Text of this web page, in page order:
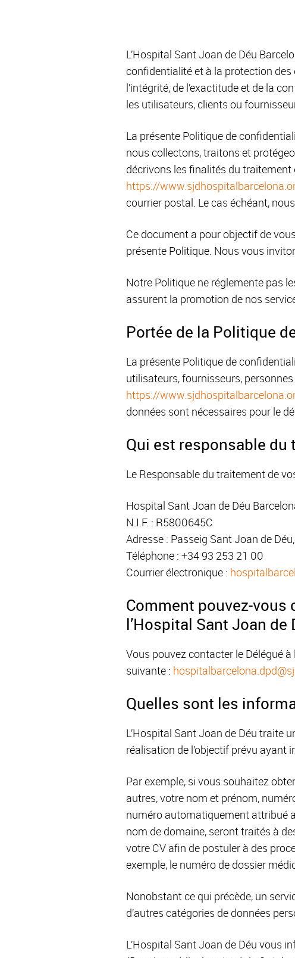
L’Hospital Sant Joan de Déu
confidentialité et à la protection des
l’intégrité, de l’exactitude et de la
les utilisateurs, clients ou
La présente Politique de
nous collectons, traitons et
décrivons les finalités du traitement
https://
courrier postal. Le cas échéant,
Ce document a pour objectif de
présente Politique. Nous vous
Notre Politique ne réglemente pas
assurent la promotion de nos
Portée de la Politique
La présente Politique de
utilisateurs, fournisseurs,
https://
données sont nécessaires pour le
Qui est responsable
Le Responsable du traitement de
Hospital Sant Joan de Déu
N.I.F. : R5800645C
Adresse : Passeig Sant Joan de
Téléphone : +34 93 253 21 00
Courrier électronique :
Comment pouvez-vous
l’Hospital Sant Joan de
Vous pouvez contacter le Délégué
suivante :
Quelles sont les
L’Hospital Sant Joan de Déu traite
réalisation de l’objectif prévu ayant
Par exemple, si vous souhaitez
autres, votre nom et prénom,
numéro automatiquement attribué
nom de domaine, seront traités à
votre CV afin de postuler à des
exemple, le numéro de dossier
Nonobstant ce qui précède, un
d’autres catégories de données
L’Hospital Sant Joan de Déu vous